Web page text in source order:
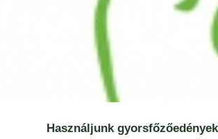
Használjunk